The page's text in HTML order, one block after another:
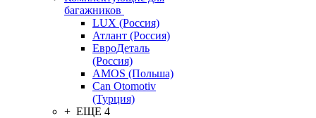
багажников
LUX (Россия)
Атлант (Россия)
ЕвроДеталь
(Россия)
AMOS (Польша)
Can Otomotiv
(Турция)
+ ЕЩЕ 4